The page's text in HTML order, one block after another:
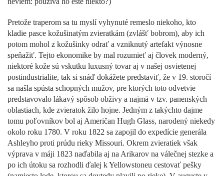
Pretože traperom sa tu myslí vyhynuté remeslo niekoho, kto
kladie pasce kožušinatým zvieratkám (zvlášť bobrom), aby ich
potom mohol z kožušinky odrať a vzniknutý artefakt výnosne
speňažiť. Tejto ekonomike by mal rozumieť aj človek moderný,
niektoré kože sú vskutku luxusný tovar aj v našej osvietenej
postindustrialite, tak si snáď dokážete predstaviť, že v 19. storočí
sa našla spústa schopných mužov, pre ktorých toto odvetvie
predstavovalo lákavý spôsob obživy a najmä v tzv. panenských
oblastiach, kde zvieratok žilo hojne. Jedným z takýchto dajme
tomu poľovníkov bol aj Američan Hugh Glass, narodený niekedy
okolo roku 1780. V roku 1822 sa zapojil do expedície generála
Ashleyho proti prúdu rieky Missouri. Okrem zvieratiek však
výprava v máji 1823 naďabila aj na Arikarov na válečnej stezke a
po ich útoku sa rozhodli ďalej k Yellowstoneu cestovať pešky